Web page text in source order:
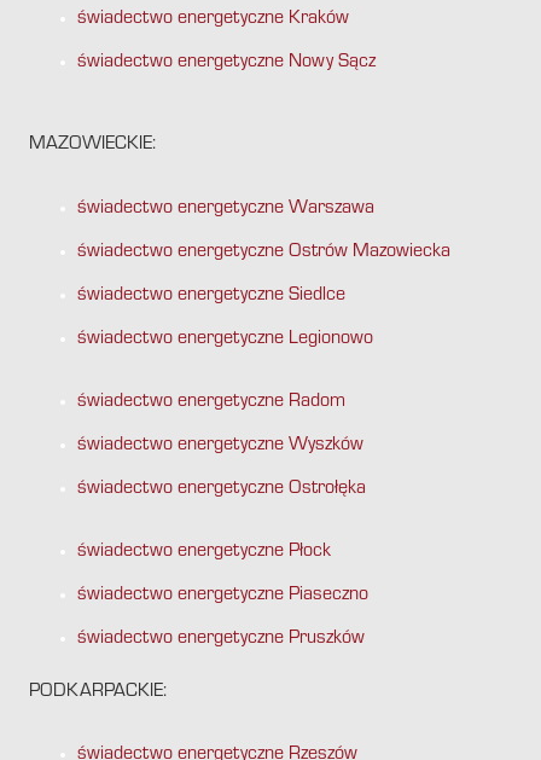
świadectwo energetyczne Kraków
świadectwo energetyczne Nowy Sącz
MAZOWIECKIE:
świadectwo energetyczne Warszawa
świadectwo energetyczne Ostrów Mazowiecka
świadectwo energetyczne Siedlce
świadectwo energetyczne Legionowo
świadectwo energetyczne Radom
świadectwo energetyczne Wyszków
świadectwo energetyczne Ostrołęka
świadectwo energetyczne Płock
świadectwo energetyczne Piaseczno
świadectwo energetyczne Pruszków
PODKARPACKIE:
świadectwo energetyczne Rzeszów